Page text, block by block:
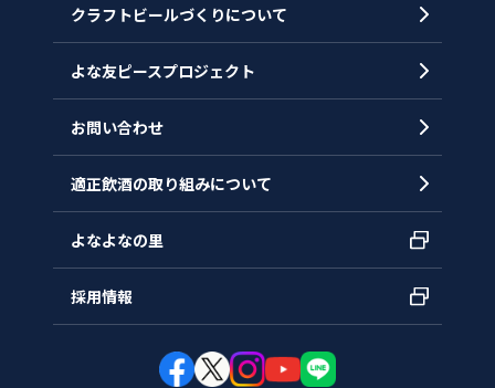
沿革
クラフトビールづくりについて
よな友ピースプロジェクト
お問い合わせ
適正飲酒の取り組みについて
よなよなの里
採用情報